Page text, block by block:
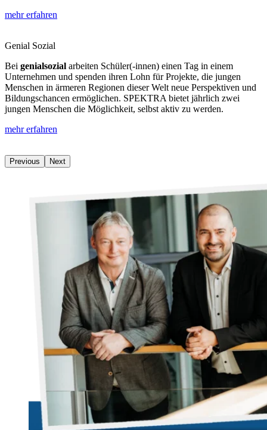
mehr erfahren
Genial Sozial
Bei genialsozial arbeiten Schüler(-innen) einen Tag in einem
Unternehmen und spenden ihren Lohn für Projekte, die jungen
Menschen in ärmeren Regionen dieser Welt neue Perspektiven und
Bildungschancen ermöglichen. SPEKTRA bietet jährlich zwei
jungen Menschen die Möglichkeit, selbst aktiv zu werden.
mehr erfahren
Previous Next